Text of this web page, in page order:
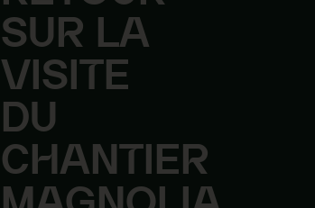
SUR LA
VISITE
DU
CHANTIER